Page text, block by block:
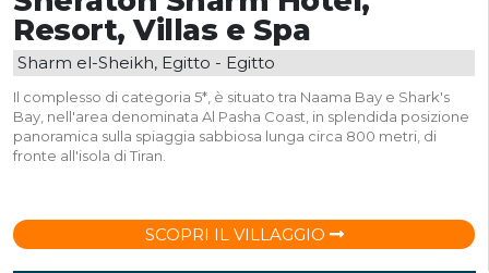
Resort, Villas e Spa
Sharm el-Sheikh, Egitto - Egitto
Il complesso di categoria 5*, è situato tra Naama Bay e Shark's
Bay, nell'area denominata Al Pasha Coast, in splendida posizione
panoramica sulla spiaggia sabbiosa lunga circa 800 metri, di
fronte all'isola di Tiran.
SCOPRI IL VILLAGGIO